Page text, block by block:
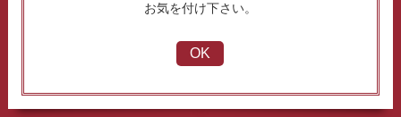
お気を付け下さい。